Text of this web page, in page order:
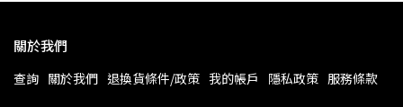
關於我們
查詢 關於我們 退換貨條件/政策 我的帳戶 隱私政策 服務條款